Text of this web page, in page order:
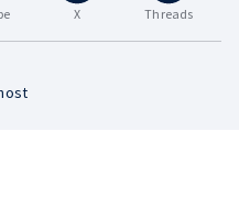
X Threads